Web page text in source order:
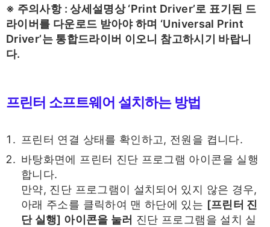
※ 주의사항 : 상세설명상 ‘Print Driver’로 표기된 드
라이버를 다운로드 받아야 하며 ‘Universal Print
Driver’는 통합드라이버 이오니 참고하시기 바랍니
다.
프린터 소프트웨어 설치하는 방법
프린터 연결 상태를 확인하고, 전원을 켭니다.
바탕화면에 프린터 진단 프로그램 아이콘을 실행
합니다.
만약, 진단 프로그램이 설치되어 있지 않은 경우,
아래 주소를 클릭하여 맨 하단에 있는 [프린터 진
단 실행] 아이콘을 눌러 진단 프로그램을 설치 실